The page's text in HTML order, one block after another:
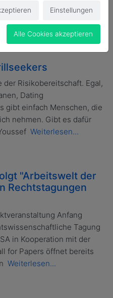
des Berufs. Von
Risikobereitschaft. Egal,
Dating
gibt einfach Menschen, die
nehmen. Gibt es dafür
Weiterlesen...
"Arbeitswelt der
Rechtstagungen
Anfang
Tagung
in Kooperation mit der
for Papers öffnet bereits
Weiterlesen...
Einstellungen
Alle Cookies akzeptieren